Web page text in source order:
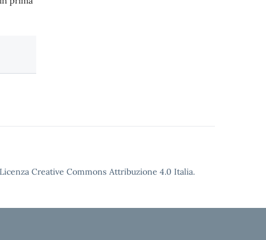
Licenza Creative Commons Attribuzione 4.0 Italia.